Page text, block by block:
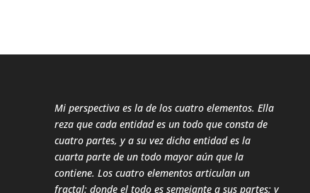
Mi perspectiva es la de los cuatro elementos. Ella
reza que cada entidad es un todo que consta de
cuatro partes, y a su vez dicha entidad es la
cuarta parte de un todo mayor aún que la
contiene. Los cuatro elementos articulan un
fractal: donde el todo es semejante a sus partes; y